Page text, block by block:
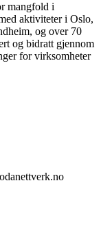
mangfold i
aktiviteter i Oslo,
og over 70
og bidratt gjennom
for virksomheter